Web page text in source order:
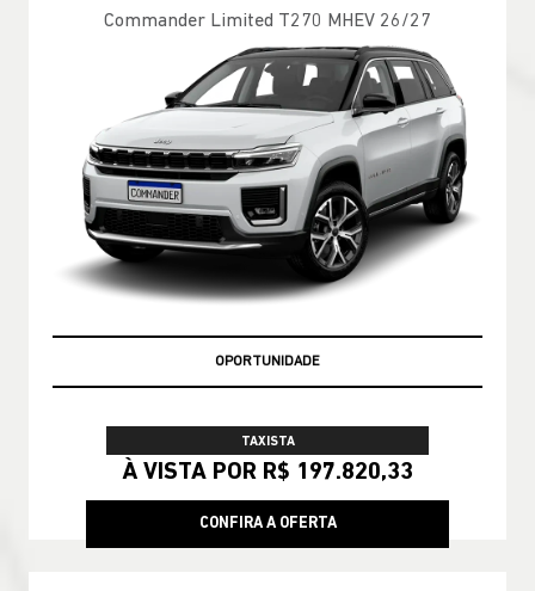
Commander Limited T270 MHEV 26/27
GARANTIA 05 ANOS JEEP
TAXISTA
À VISTA POR R$ 197.820,33
CONFIRA A OFERTA